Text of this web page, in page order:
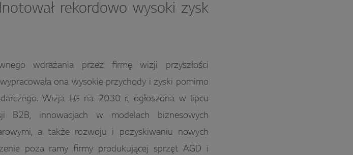
rekordowo wysoki zysk
wdrażania przez firmę wizji przyszłości
ona wysokie przychody i zyski pomimo
Wizja LG na 2030 r., ogłoszona w lipcu
B2B, innowacjach w modelach biznesowych
a także rozwoju i pozyskiwaniu nowych
poza ramy firmy produkującej sprzęt AGD i